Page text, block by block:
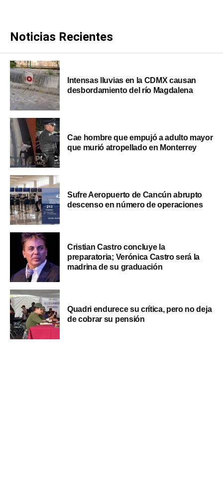
Noticias Recientes
Intensas lluvias en la CDMX causan
desbordamiento del río Magdalena
Cae hombre que empujó a adulto mayor
que murió atropellado en Monterrey
Sufre Aeropuerto de Cancún abrupto
descenso en número de operaciones
Cristian Castro concluye la
preparatoria; Verónica Castro será la
madrina de su graduación
Quadri endurece su crítica, pero no deja
de cobrar su pensión